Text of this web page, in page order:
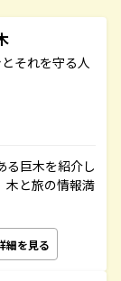
それを守る人
る巨木を紹介し
木と旅の情報満
細を見る